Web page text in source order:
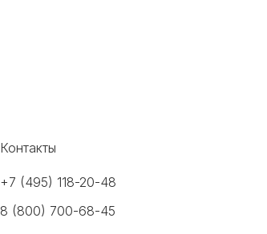
Контакты
+7 (495) 118-20-48
8 (800) 700-68-45